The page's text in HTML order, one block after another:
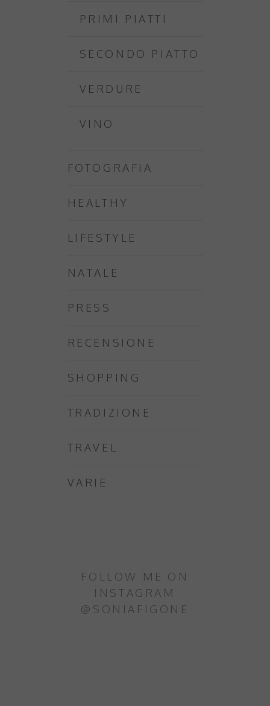
PRIMI PIATTI
SECONDO PIATTO
VERDURE
VINO
FOTOGRAFIA
HEALTHY
LIFESTYLE
NATALE
PRESS
RECENSIONE
SHOPPING
TRADIZIONE
TRAVEL
VARIE
FOLLOW ME ON
INSTAGRAM
@SONIAFIGONE